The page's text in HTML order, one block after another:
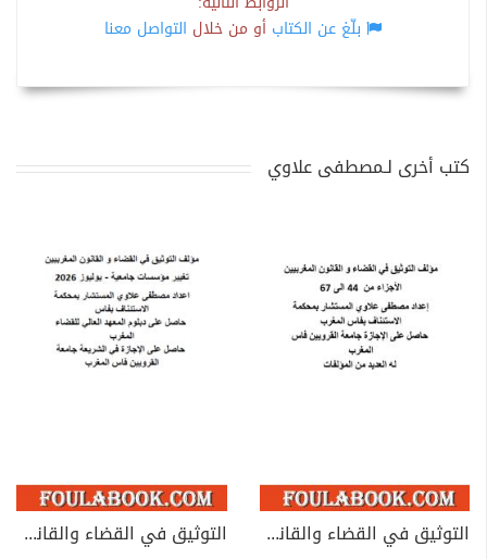
بلّغ عن الكتاب أو من خلال التواصل معنا
كتب أخرى لـمصطفى علاوي
التوثيق في القضاء والقانون المغربيين - الأجزاء من 44 إلى 67 التوثيق في القضاء والقانون المغربيين: تغيير مؤسسات جامعية - يوليوز 2026